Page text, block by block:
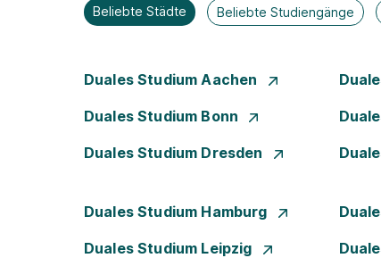
Beliebte Städte Beliebte Studiengänge
Duales Studium Aachen
Duales Studium Bonn
Duales Studium Dresden
Duales Studium Hamburg
Duales Studium Leipzig